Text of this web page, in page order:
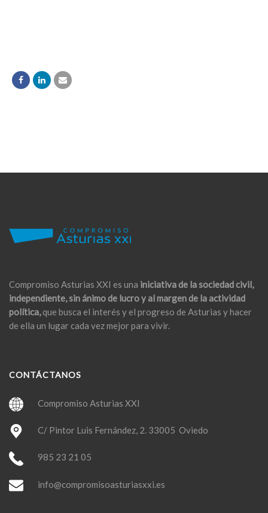
Compromiso Asturias XXI es una iniciativa de la sociedad civil,
independiente, sin ánimo de lucro y al margen de la actividad
política,que busca el interés y el progreso de Asturias y hacer
de ella un lugar cada vez mejor para vivir.
CONTÁCTANOS
Compromiso Asturias XXI
C/ Pintor Luis Fernández, 2. 33005 Oviedo
985 23 21 05
info@compromisoasturiasxxi.es